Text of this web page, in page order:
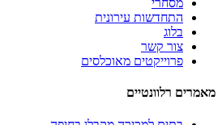
מסחרי
התחדשות עירונית
בלוג
צור קשר
פרוייקטים מאוכלסים
מאמרים רלוונטיים